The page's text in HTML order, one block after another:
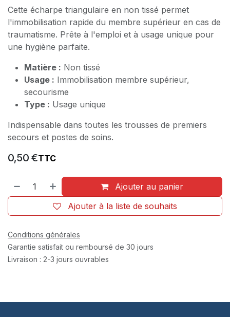
Cette écharpe triangulaire en non tissé permet
l'immobilisation rapide du membre supérieur en cas de
traumatisme. Prête à l'emploi et à usage unique pour
une hygiène parfaite.
Matière : Non tissé
Usage : Immobilisation membre supérieur,
secourisme
Type : Usage unique
Indispensable dans toutes les trousses de premiers
secours et postes de soins.
0,50 €TTC
Ajouter au panier
Ajouter à la liste de souhaits
Conditions générales
Garantie satisfait ou remboursé de 30 jours
Livraison : 2-3 jours ouvrables